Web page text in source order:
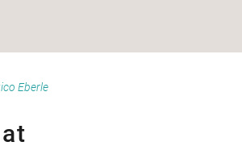
Eberle